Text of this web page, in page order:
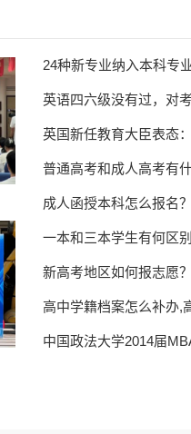
24种新专业纳入本科专
英语四六级没有过，对
英国新任教育大臣表态
普通高考和成人高考有
成人函授本科怎么报名
一本和三本学生有何区
新高考地区如何报志愿
高中学籍档案怎么补办,
中国政法大学2014届